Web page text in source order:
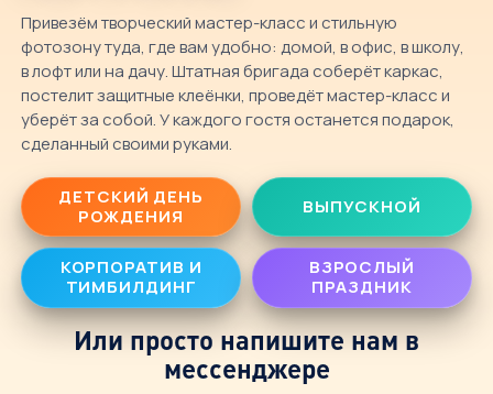
Привезём творческий мастер-класс и стильную
фотозону туда, где вам удобно: домой, в офис, в школу,
в лофт или на дачу. Штатная бригада соберёт каркас,
постелит защитные клеёнки, проведёт мастер-класс и
уберёт за собой. У каждого гостя останется подарок,
сделанный своими руками.
ДЕТСКИЙ ДЕНЬ
РОЖДЕНИЯ
ВЫПУСКНОЙ
КОРПОРАТИВ И
ТИМБИЛДИНГ
ВЗРОСЛЫЙ
ПРАЗДНИК
Или просто напишите нам в
мессенджере